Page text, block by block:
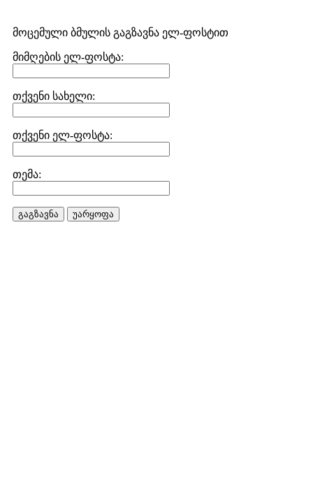
მოცემული ბმულის გაგზავნა ელ-ფოსტით
მიმღების ელ-ფოსტა:
თქვენი სახელი:
თქვენი ელ-ფოსტა:
თემა:
გაგზავნა უარყოფა